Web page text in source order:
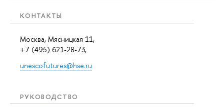
КОНТАКТЫ
Москва, Мясницкая 11,
+7 (495) 621-28-73,
unescofutures@hse.ru
РУКОВОДСТВО